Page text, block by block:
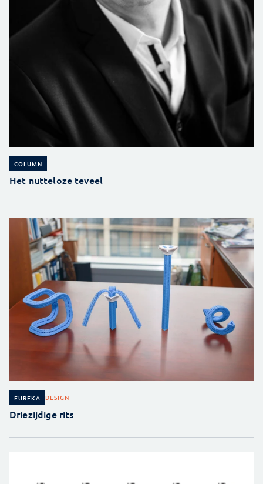
COLUMN
Het nutteloze teveel
EUREKA DESIGN
Driezijdige rits